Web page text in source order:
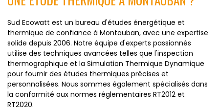
Sud Ecowatt est un bureau d'études énergétique et
thermique de confiance à Montauban, avec une expertise
solide depuis 2006. Notre équipe d'experts passionnés
utilise des techniques avancées telles que l'inspection
thermographique et la Simulation Thermique Dynamique
pour fournir des études thermiques précises et
personnalisées. Nous sommes également spécialisés dans
la conformité aux normes réglementaires RT2012 et
RT2020.